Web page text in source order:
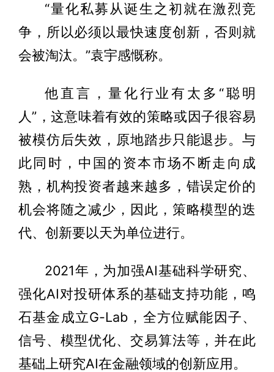
“量化私募从诞生之初就在激烈竞
争，所以必须以最快速度创新，否则就
会被淘汰。”袁宇感慨称。
他直言，量化行业有太多“聪明
人”，这意味着有效的策略或因子很容易
被模仿后失效，原地踏步只能退步。与
此同时，中国的资本市场不断走向成
熟，机构投资者越来越多，错误定价的
机会将随之减少，因此，策略模型的迭
代、创新要以天为单位进行。
2021年，为加强AI基础科学研究、
强化AI对投研体系的基础支持功能，鸣
石基金成立G-Lab，全方位赋能因子、
信号、模型优化、交易算法等，并在此
基础上研究AI在金融领域的创新应用。